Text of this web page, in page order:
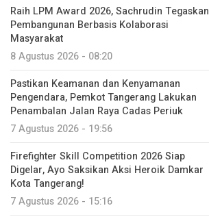
Raih LPM Award 2026, Sachrudin Tegaskan
Pembangunan Berbasis Kolaborasi
Masyarakat
8 Agustus 2026 - 08:20
Pastikan Keamanan dan Kenyamanan
Pengendara, Pemkot Tangerang Lakukan
Penambalan Jalan Raya Cadas Periuk
7 Agustus 2026 - 19:56
Firefighter Skill Competition 2026 Siap
Digelar, Ayo Saksikan Aksi Heroik Damkar
Kota Tangerang!
7 Agustus 2026 - 15:16